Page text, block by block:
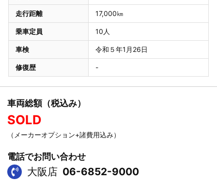
走行距離 17,000㎞
乗車定員 10人
車検 令和５年1月26日
修復歴 -
車両総額（税込み）
SOLD
（メーカーオプション+諸費用込み）
電話でお問い合わせ
大阪店 06-6852-9000